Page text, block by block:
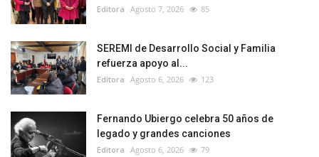
Editora Agosto 7, 2026 85
SEREMI de Desarrollo Social y Familia
refuerza apoyo al...
Editora Agosto 6, 2026 123
Fernando Ubiergo celebra 50 años de
legado y grandes canciones
Editora Agosto 6, 2026 79